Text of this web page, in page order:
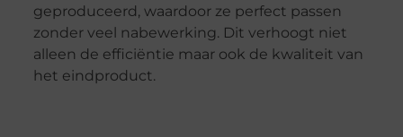
geproduceerd, waardoor ze perfect passen
zonder veel nabewerking. Dit verhoogt niet
alleen de efficiëntie maar ook de kwaliteit van
het eindproduct.